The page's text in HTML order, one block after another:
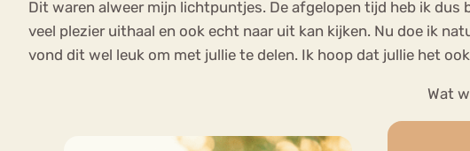
Dit waren alweer mijn lichtpuntjes. De afgelopen tijd heb ik
veel plezier uithaal en ook echt naar uit kan kijken. Nu doe ik
vond dit wel leuk om met jullie te delen. Ik hoop dat jullie het
Wat